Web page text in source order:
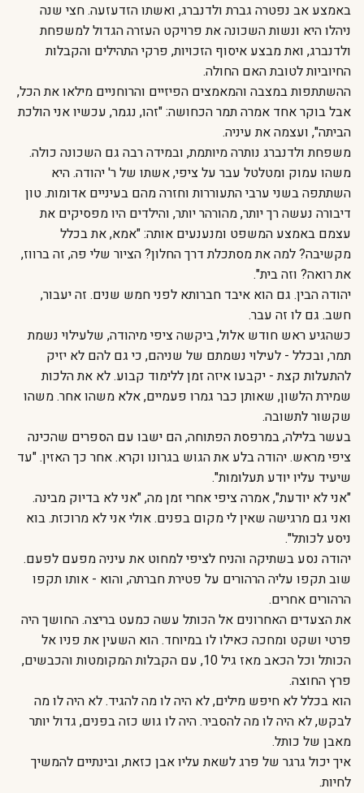
באמצע אב נפטרה גברת ולדנברג, ואשתו הזדעזעה. חצי שנה
ניהלו היא ונשות השכונה את פרויקט העזרה הגדול למשפחת
ולדנברג, ואת מבצע איסוף הזכויות, פרקי התהילים והקבלות
החיוביות לטובת האם החולה.
ההשתתפות במצבה והמאמצים הפיזיים והרוחניים מילאו את הכל,
אבל בוקר אחד אמרה תמר הכחושה: "זהו, נגמר, עכשיו אני הולכת
הביתה", ועצמה את עיניה.
משפחת ולדנברג נותרה מיותמת, ובמידה רבה גם השכונה כולה.
משהו עמוק ומטלטל עבר על ציפי, אשתו של ר' יהודה. היא
השתתפה בשני ערבי התעוררות וחזרה מהם בעיניים אדומות. טון
דיבורה נעשה רך יותר, מהורהר יותר, והילדים היו מפסיקים את
עצמם באמצע המשפט ומנענעים אותה: "אמא, את בכלל
מקשיבה? למה את מסתכלת דרך החלון? הציור שלי פה, זה ברווז,
את רואה? וזה בית".
יהודה הבין. גם הוא איבד חברותא לפני חמש שנים. זה יעבור,
חשב. גם לו זה עבר.
כשהגיע ראש חודש אלול, ביקשה ציפי מיהודה, שלעילוי נשמת
תמר, ובכלל - לעילוי נשמתם של שניהם, כי גם להם לא יזיק
להתעלות קצת - יקבעו איזה זמן ללימוד קבוע. לא את הלכות
שמירת הלשון, שאותן כבר גמרו פעמיים, אלא משהו אחר. משהו
שקשור לתשובה.
בעשר בלילה, במרפסת הפתוחה, הם ישבו עם הספרים שהכינה
ציפי מראש. יהודה בלע את הגוש בגרונו וקרא. אחר כך האזין. "עד
שיעיד עליו יודע תעלומות".
"אני לא יודעת", אמרה ציפי אחרי זמן מה, "אני לא בדיוק מבינה.
ואני גם מרגישה שאין לי מקום בפנים. אולי אני לא מרוכזת. בוא
ניסע לכותל".
יהודה נסע בשתיקה והניח לציפי למחוט את עיניה מפעם לפעם.
שוב תקפו עליה הרהורים על פטירת חברתה, והוא - אותו תקפו
הרהורים אחרים.
את הצעדים האחרונים אל הכותל עשה כמעט בריצה. החושך היה
פרטי ושקט ומחכה כאילו לו במיוחד. הוא השעין את פניו אל
הכותל וכל הכאב מאז גיל 10, עם הקבלות המקומטות והכבשים,
פרץ החוצה.
הוא בכלל לא חיפש מילים, לא היה לו מה להגיד. לא היה לו מה
לבקש, לא היה לו מה להסביר. היה לו גוש כזה בפנים, גדול יותר
מאבן של כותל.
איך יכול גרגר של פרג לשאת עליו אבן כזאת, ובינתיים להמשיך
לחיות.